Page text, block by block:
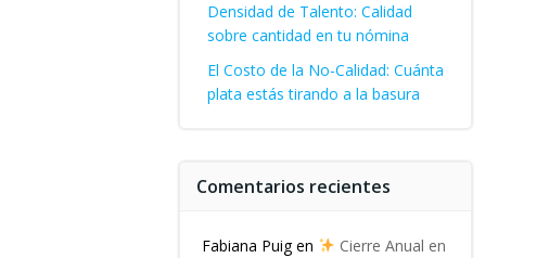
Densidad de Talento: Calidad
sobre cantidad en tu nómina
El Costo de la No-Calidad: Cuánta
plata estás tirando a la basura
Comentarios recientes
Fabiana Puigen
Cierre Anual en